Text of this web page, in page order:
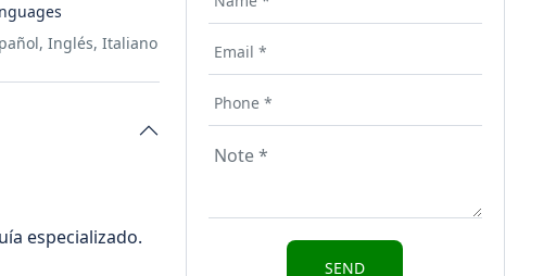
Inglés, Italiano
especializado.